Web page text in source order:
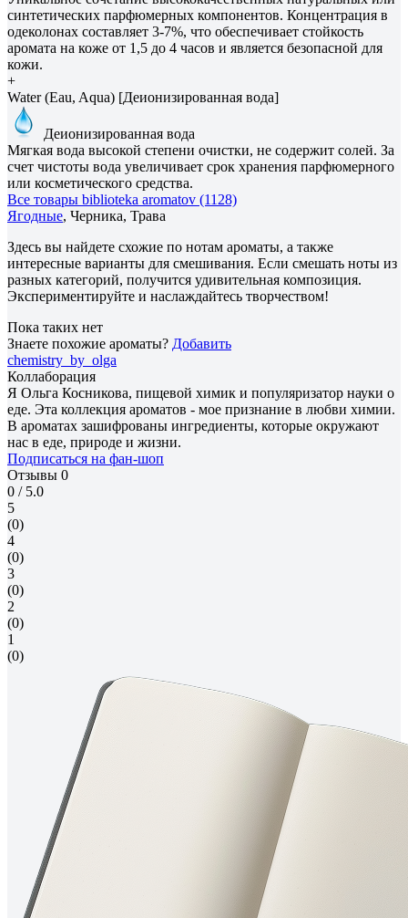
синтетических парфюмерных компонентов. Концентрация в
одеколонах составляет 3-7%, что обеспечивает стойкость
аромата на коже от 1,5 до 4 часов и является безопасной для
кожи.
+
Water (Eau, Aqua) [Деионизированная вода]
Деионизированная вода
Мягкая вода высокой степени очистки, не содержит солей. За
счет чистоты вода увеличивает срок хранения парфюмерного
или косметического средства.
Все товары biblioteka aromatov (1128)
Ягодные, Черника, Трава
Здесь вы найдете схожие по нотам ароматы, а также
интересные варианты для смешивания. Если смешать ноты из
разных категорий, получится удивительная композиция.
Экспериментируйте и наслаждайтесь творчеством!
Пока таких нет
Знаете похожие ароматы? Добавить
chemistry_by_olga
Коллаборация
Я Ольга Косникова, пищевой химик и популяризатор науки о
еде. Эта коллекция ароматов - мое признание в любви химии.
В ароматах зашифрованы ингредиенты, которые окружают
нас в еде, природе и жизни.
Подписаться на фан-шоп
Отзывы 0
0 / 5.0
5
(0)
4
(0)
3
(0)
2
(0)
1
(0)